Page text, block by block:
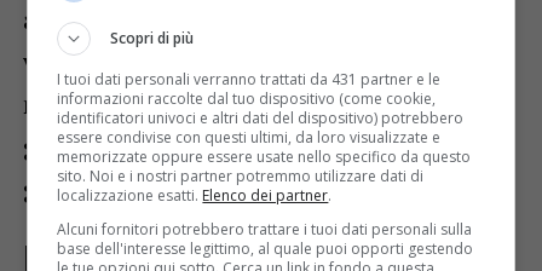
all’alba, con valori prossimi ai 20 gradi. La
ventilazione moderata contribuirà a
mantenere un clima relativamente
gradevole anche nelle prime ore della
giornata.
Pomeriggio: clima estivo e sole
Scopri di più
I tuoi dati personali verranno trattati da 431 partner e le
informazioni raccolte dal tuo dispositivo (come cookie,
identificatori univoci e altri dati del dispositivo) potrebbero
essere condivise con questi ultimi, da loro visualizzate e
memorizzate oppure essere usate nello specifico da questo
sito. Noi e i nostri partner potremmo utilizzare dati di
localizzazione esatti. Elenco dei partner.
Alcuni fornitori potrebbero trattare i tuoi dati personali sulla
base dell'interesse legittimo, al quale puoi opporti gestendo